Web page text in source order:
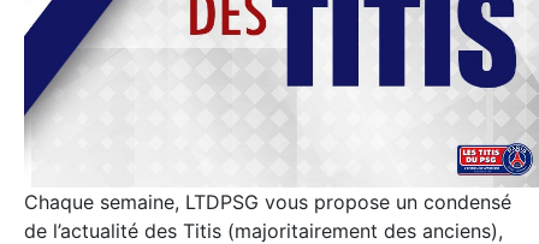
Chaque semaine, LTDPSG vous propose un condensé
de l’actualité des Titis (majoritairement des anciens),